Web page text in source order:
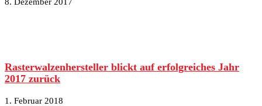
Rasterwalzenhersteller blickt auf erfolgreiches Jahr
2017 zurück
1. Februar 2018